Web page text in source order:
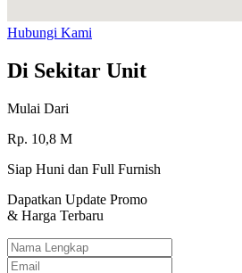
Hubungi Kami
Di Sekitar Unit
Mulai Dari
Rp. 10,8 M
Siap Huni dan Full Furnish
Dapatkan Update Promo
& Harga Terbaru